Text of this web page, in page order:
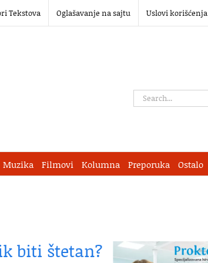
Tekstova Oglašavanje na sajtu Uslovi korišćenja
Search
Muzika Filmovi Kolumna Preporuka Ostalo
biti štetan?